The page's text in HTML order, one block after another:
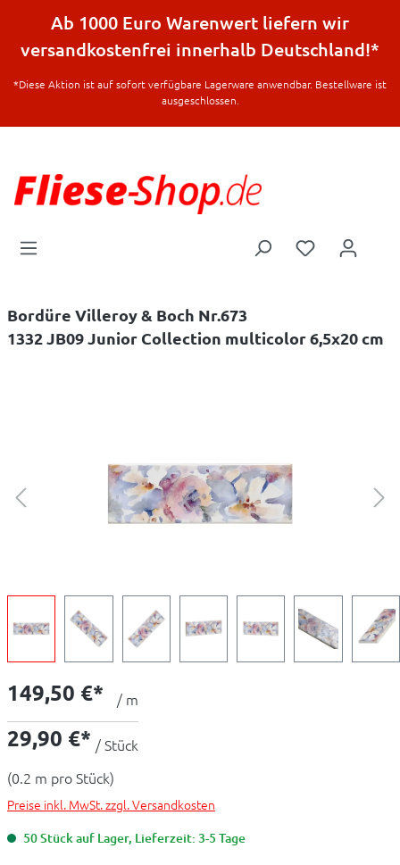
springen
Ab 1000 Euro Warenwert liefern wir
versandkostenfrei innerhalb Deutschland!*
*Diese Aktion ist auf sofort verfügbare Lagerware anwendbar. Bestellware ist
ausgeschlossen.
Bordüre Villeroy & Boch Nr.673
1332 JB09 Junior Collection multicolor 6,5x20 cm
149,50 €* / m
29,90 €* / Stück
(0.2 m pro Stück)
Preise inkl. MwSt. zzgl. Versandkosten
50 Stück auf Lager, Lieferzeit: 3-5 Tage